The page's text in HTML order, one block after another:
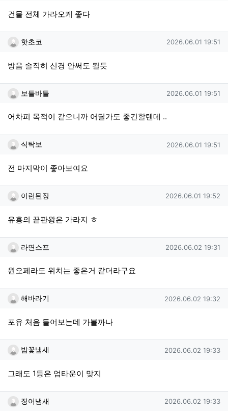
건물 전체 가라오케 좋다
핫초코님의 댓글
핫초코 작성일
2026.06.01 19:51
방음 솔직히 신경 안써도 될듯
보틀바틀님의 댓글
보틀바틀 작성일
2026.06.01 19:51
어차피 목적이 같으니까 어딜가도 좋긴할텐데 ..
식탁보님의 댓글
식탁보 작성일
2026.06.01 19:51
전 마지막이 좋아보여요
이런된장님의 댓글
이런된장 작성일
2026.06.01 19:52
유흥의 끝판왕은 가라지 ㅎ
라면스프님의 댓글
라면스프 작성일
2026.06.02 19:31
원오페라도 위치는 좋은거 같더라구요
해바라기님의 댓글
해바라기 작성일
2026.06.02 19:32
포유 처음 들어보는데 가볼까나
밤꽃냄새님의 댓글
밤꽃냄새 작성일
2026.06.02 19:33
그래도 1등은 업타운이 맞지
징어냄새님의 댓글
징어냄새 작성일
2026.06.02 19:33